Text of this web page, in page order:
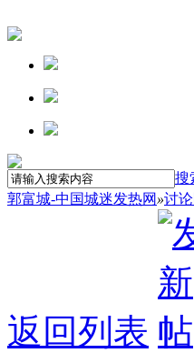
搜
郭富城-中国城迷发热网 »讨
返回列表